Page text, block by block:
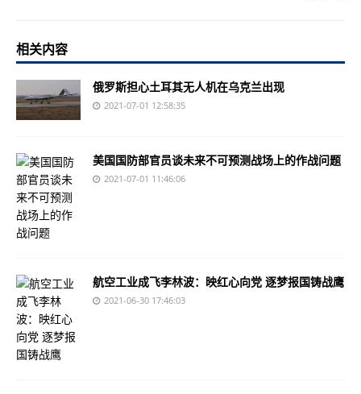
相关内容
俄罗斯担心土耳其无人机在乌克兰出现
2021-07-01 12:58:35
美国国防部官员谈未来不可预测战场上的作战问题
2021-07-01 11:46:06
航空工业成飞李林波：映红心向党 逐梦报国铸战鹰
2021-06-30 17:46:03